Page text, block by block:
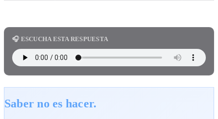
🎧 ESCUCHA ESTA RESPUESTA
Saber no es hacer.